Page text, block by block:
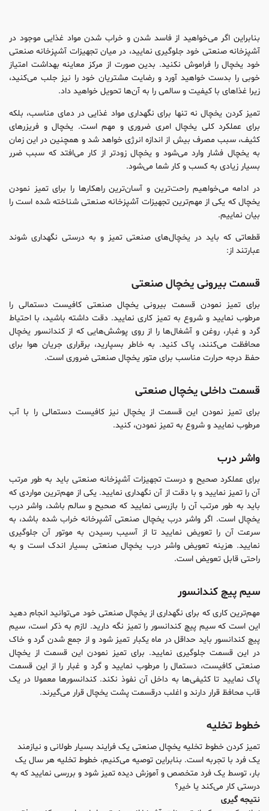
بنابراین اگر می‌خواهید از فاسد شدن و خراب شدن مواد غذایی موجود در
آشپزخانه صنعتی خود جلوگیری نمایید، در میان تجهیزات آشپزخانه صنعتی
خود یخچال را فراموش نکنید. بدین صورت از مرکز معاینه بهداشت امتیاز
خوبی را بدست خواهید آورد و رضایت مشتریان خود را نیز جلب می‌کنید،
زیرا غذاهای با کیفیت و سالمی را به آن‌ها تحویل خواهید داد.
تمیز کردن یخچال نه تنها برای نگهداری مواد غذایی در دمای مناسب، بلکه
برای عملکرد کلی یخچال امری ضروری و مهم است. یخچال و فریزرهای
کثیف، سبب مصرف بیش از اندازه انرژی خواهد شد و همچنین در این زمان
به یخچال فشار وارد می‌شود و یخچال زودتر از کار می‌افتد که سبب ضرر
بسیار زیادی به کسب و کار شما می‌شود.
در ادامه می‌خواهیم راحت‌ترین و آسان‌ترین راهکارها را برای تمیز نمودن
یخچال که یکی از مهم‌ترین تجهیزات آشپزخانه صنعتی شناخته شده است را
بیان نماییم.
قطعاتی که باید در یخچال‌های صنعتی تمیز و به درستی نگهداری شوند
عبارتند از:
قسمت بیرونی یخچال صنعتی
برای تمیز نمودن قسمت بیرونی یخچال صنعتی کافیست دستمالی را
مرطوب نمایید و شروع به تمیز کاری نمایید. دقت داشته باشید، با احتیاط
گرد و غبار، روغن و آشغال‌ها را از روی پوشش‌هایی که از کندانسور یخچال
محافظت می‌کنند، پاک کنید. به خاطر بسپارید، برقراری جریان هوا برای
حفظ درجه حرارت مناسب برای متور یخچال صنعتی ضروری است.
قسمت داخلی یخچال صنعتی
برای تمیز نمودن این قسمت از یخچال نیز کافیست دستمالی را با آب
مرطوب نمایید و شروع به تمیز نمودن، کنید.
واشر درب
برای عملکرد صحیح و درست تجهیزات آشپزخانه صنعتی باید به طور مرتب
آن را تمیز نمایید و با دقت از آن نگهداری نمایید. یکی از مهم‌ترین مواردی که
باید به طور مرتب آن را بازرسی نمایید که صحیح و سالم باشد، واشر درب
یخچال است. اگر واشر درب یخچال صنعتی آشپرخانه خراب شده باشد، به
سرعت آن را تعویض نمایید تا از آسیب رسیدن به موتور آن جلوگیری
نمایید. هزینه تعویض واشر درب یخچال صنعتی بسیار اندک است و به
راحتی قابل تعویض است.
سیم پیچ کندانسور
مهم‌ترین کاری که برای نگهداری از یخچال صنعتی خود می‌توانید انجام دهید
این است که سیم پیچ کندانسور را تمیز نگه دارید. لازم به ذکر است، سیم
پیچ کندانسور باید حداقل در ماه یکبار تمیز شود و از جمع شدن گرد و خاک
در این قسمت جلوگیری نمایید. برای تمیز نمودن این قسمت از یخچال
صنعتی کافیست، دستمال را مرطوب نمایید و گرد و غبار را از این قسمت
پاک نمایید تا کثیفی‌ها به داخل آن نفوذ نکند. کندانسورها معمولا در یک
قاب محافظ قرار دارند و اغلب درقسمت پشت یخچال قرار می‌گیرند.
خطوط تخلیه
تمیز کردن خطوط تخلیه یخچال صنعتی یک فرایند بسیار طولانی و نیازمند
یک فرد با تجربه است. بنابراین توصیه می‌کنیم، خطوط تخلیه هر سال یک
بار، توسط یک فرد متخصص و آموزش دیده تمیز شود و بررسی نمایید که به
درستی کار می‌کند یا خیر؟
نتیجه گیری